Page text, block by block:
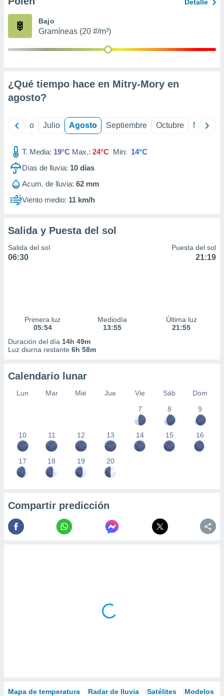
publicidad
1199
Detalle
Bajo
Gramíneas (20 #/m³)
¿Qué tiempo hace en Mitry-Mory en
agosto?
Junio Julio Agosto Septiembre Octubre
T. Media: 19°C Max.: 24°C Min: 14°C
Días de lluvia: 10 días
Acum. de lluvia: 62 mm
Viento medio: 11 km/h
Salida y Puesta del sol
Salida del sol
06:30
Puesta del sol
21:19
Primera luz
05:54
Mediodía
13:55
Última luz
21:55
Duración del día 14h 49m
Luz diurna restante 6h 58m
Calendario lunar
Lun Mar Mié Jue Vie Sáb
Dom
7
8 9
10 11 12 13 14 15 16
17 18 19 20
Compartir predicción
Mapa de temperatura Radar de lluvia Satélites Modelos